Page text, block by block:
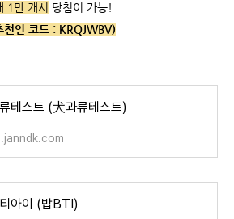
1만 캐시
당첨이 가능!
천인 코드 : KRQJWBV)
테스트 (犬과류테스트)
아이 (밥BTI)